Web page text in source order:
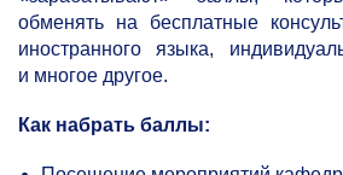
обменять на бесплатные
иностранного языка,
и многое другое.
Как набрать баллы: